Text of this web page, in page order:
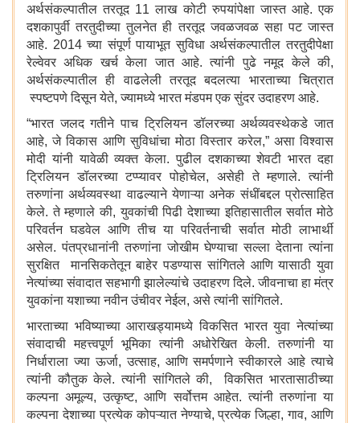
अर्थसंकल्पातील तरतूद 11 लाख कोटी रुपयांपेक्षा जास्त आहे. एक
दशकापुर्वी तरतुदीच्या तुलनेत ही तरतूद जवळजवळ सहा पट जास्त
आहे. 2014 च्या संपूर्ण पायाभूत सुविधा अर्थसंकल्पातील तरतुदीपेक्षा
रेल्वेवर अधिक खर्च केला जात आहे. त्यांनी पुढे नमूद केले की,
अर्थसंकल्पातील ही वाढलेली तरतूद बदलत्या भारताच्या चित्रात
स्पष्टपणे दिसून येते, ज्यामध्ये भारत मंडपम एक सुंदर उदाहरण आहे.
“भारत जलद गतीने पाच ट्रिलियन डॉलरच्या अर्थव्यवस्थेकडे जात
आहे, जे विकास आणि सुविधांचा मोठा विस्तार करेल,” असा विश्वास
मोदी यांनी यावेळी व्यक्त केला. पुढील दशकाच्या शेवटी भारत दहा
ट्रिलियन डॉलरच्या टप्प्यावर पोहोचेल, असेही ते म्हणाले. त्यांनी
तरुणांना अर्थव्यवस्था वाढल्याने येणाऱ्या अनेक संधींबद्दल प्रोत्साहित
केले. ते म्हणाले की, युवकांची पिढी देशाच्या इतिहासातील सर्वात मोठे
परिवर्तन घडवेल आणि तीच या परिवर्तनाची सर्वात मोठी लाभार्थी
असेल. पंतप्रधानांनी तरुणांना जोखीम घेण्याचा सल्ला देताना त्यांना
सुरक्षित मानसिकतेतून बाहेर पडण्यास सांगितले आणि यासाठी युवा
नेत्यांच्या संवादात सहभागी झालेल्यांचे उदाहरण दिले. जीवनाचा हा मंत्र
युवकांना यशाच्या नवीन उंचीवर नेईल, असे त्यांनी सांगितले.
भारताच्या भविष्याच्या आराखड्यामध्ये विकसित भारत युवा नेत्यांच्या
संवादाची महत्त्वपूर्ण भूमिका त्यांनी अधोरेखित केली. तरुणांनी या
निर्धाराला ज्या ऊर्जा, उत्साह, आणि समर्पणाने स्वीकारले आहे त्याचे
त्यांनी कौतुक केले. त्यांनी सांगितले की, विकसित भारतासाठीच्या
कल्पना अमूल्य, उत्कृष्ट, आणि सर्वोत्तम आहेत. त्यांनी तरुणांना या
कल्पना देशाच्या प्रत्येक कोपऱ्यात नेण्याचे, प्रत्येक जिल्हा, गाव, आणि